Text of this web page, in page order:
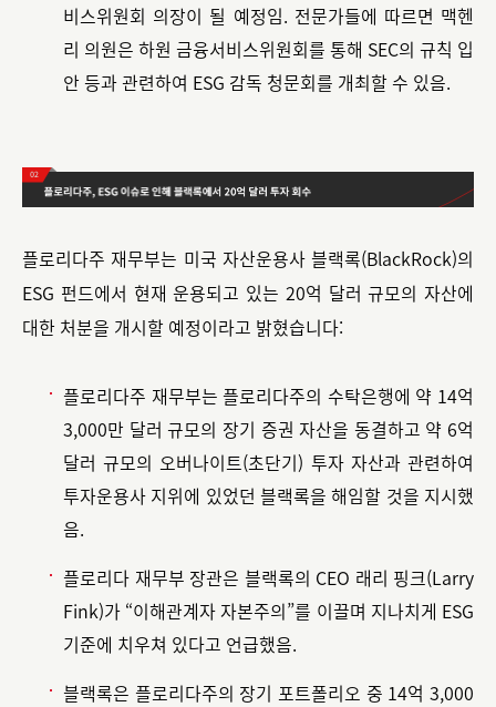
비스위원회 의장이 될 예정임. 전문가들에 따르면 맥헨
리 의원은 하원 금융서비스위원회를 통해 SEC의 규칙 입
안 등과 관련하여 ESG 감독 청문회를 개최할 수 있음.
플로리다주 재무부는 미국 자산운용사 블랙록(BlackRock)의
ESG 펀드에서 현재 운용되고 있는 20억 달러 규모의 자산에
대한 처분을 개시할 예정이라고 밝혔습니다:
플로리다주 재무부는 플로리다주의 수탁은행에 약 14억
3,000만 달러 규모의 장기 증권 자산을 동결하고 약 6억
달러 규모의 오버나이트(초단기) 투자 자산과 관련하여
투자운용사 지위에 있었던 블랙록을 해임할 것을 지시했
음.
플로리다 재무부 장관은 블랙록의 CEO 래리 핑크(Larry
Fink)가 “이해관계자 자본주의”를 이끌며 지나치게 ESG
기준에 치우쳐 있다고 언급했음.
블랙록은 플로리다주의 장기 포트폴리오 중 14억 3,000